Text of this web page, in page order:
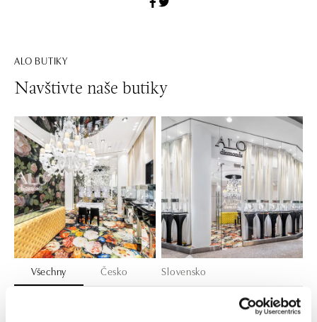
ALO BUTIKY
Navštivte naše butiky
Všechny Česko Slovensko
ALO diamonds OC Forum Nová Karolina,